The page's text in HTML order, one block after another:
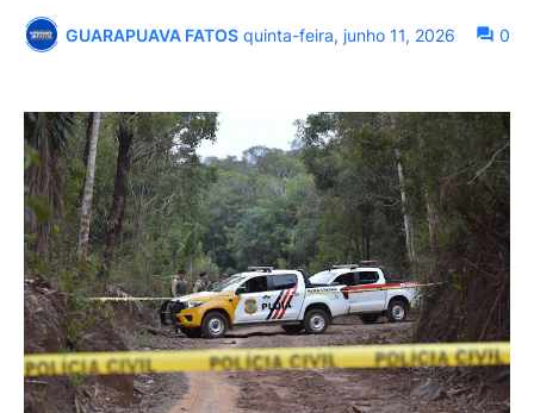
GUARAPUAVA FATOS quinta-feira, junho 11, 2026 0